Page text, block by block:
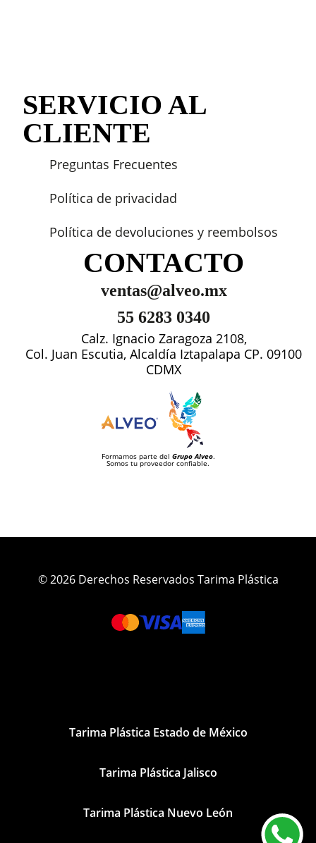
SERVICIO AL
CLIENTE
Preguntas Frecuentes
Política de privacidad
Política de devoluciones y reembolsos
CONTACTO
ventas@alveo.mx
55 6283 0340
Calz. Ignacio Zaragoza 2108,
Col. Juan Escutia, Alcaldía Iztapalapa CP. 09100
CDMX
Formamos parte del Grupo Alveo.
Somos tu proveedor confiable.
© 2026 Derechos Reservados Tarima Plástica
Tarima Plástica Estado de México
Tarima Plástica Jalisco
Tarima Plástica Nuevo León